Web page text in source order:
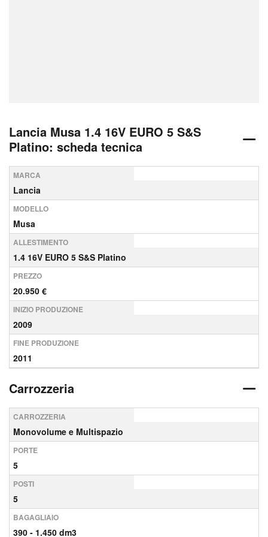
Lancia Musa 1.4 16V EURO 5 S&S
Platino: scheda tecnica
MARCA
Lancia
MODELLO
Musa
ALLESTIMENTO
1.4 16V EURO 5 S&S Platino
PREZZO
20.950 €
INIZIO PRODUZIONE
2009
FINE PRODUZIONE
2011
Carrozzeria
CARROZZERIA
Monovolume e Multispazio
PORTE
5
POSTI
5
BAGAGLIAIO
390 - 1.450 dm3